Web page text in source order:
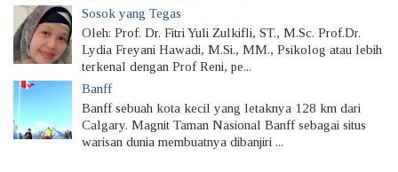
Sosok yang Tegas
Oleh: Prof. Dr. Fitri Yuli Zulkifli, ST., M.Sc. Prof.Dr.
Lydia Freyani Hawadi, M.Si., MM., Psikolog atau lebih
terkenal dengan Prof Reni, pe...
Banff
Banff sebuah kota kecil yang letaknya 128 km dari
Calgary. Magnit Taman Nasional Banff sebagai situs
warisan dunia membuatnya dibanjiri ...